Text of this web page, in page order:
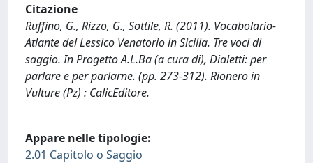
Citazione
Ruffino, G., Rizzo, G., Sottile, R. (2011). Vocabolario-
Atlante del Lessico Venatorio in Sicilia. Tre voci di
saggio. In Progetto A.L.Ba (a cura di), Dialetti: per
parlare e per parlarne. (pp. 273-312). Rionero in
Vulture (Pz) : CalicEditore.
Appare nelle tipologie:
2.01 Capitolo o Saggio